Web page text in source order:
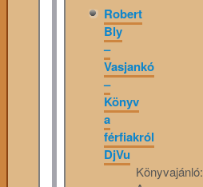
Robert
Bly
–
Vasjankó
–
Könyv
a
férfiakról
DjVu
Könyvajánló: